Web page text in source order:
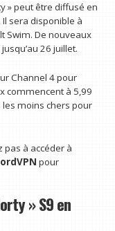
» peut être diffusé en
sera disponible à
Swim. De nouveaux
26 juillet.
Channel 4 pour
commencent à 5,99
moins chers pour
pas à accéder à
pour
» S9 en